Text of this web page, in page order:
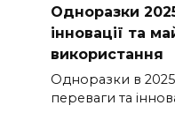
Одноразки
інновації та
використання
Одноразки в 2025
переваги та